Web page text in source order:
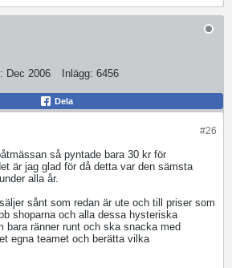
Dec 2006 Inlägg: 6456
Dela
#26
så pyntade bara 30 kr för
är jag glad för då detta var den sämsta
alla år.
sånt som redan är ute och till priser som
shoparna och alla dessa hysteriska
bara ränner runt och ska snacka med
egna teamet och berätta vilka